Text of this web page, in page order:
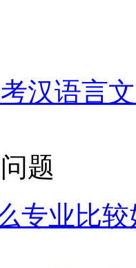
汉语言
题
专业比